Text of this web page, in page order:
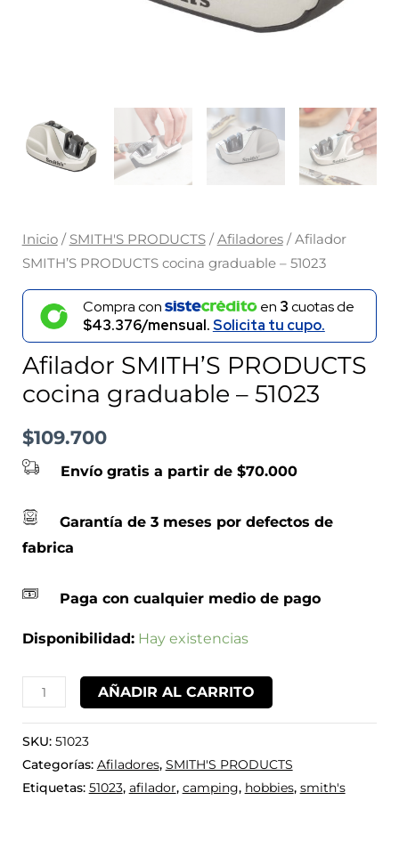
Inicio/ SMITH'S PRODUCTS/ Afiladores/ Afilador
SMITH’S PRODUCTS cocina graduable – 51023
Compra con en 3cuotas de
$43.376/mensual.Solicita tu cupo.
Afilador SMITH’S PRODUCTS
cocina graduable – 51023
$109.700
Envío gratis a partir de $70.000
Garantía de 3 meses por defectos de
fabrica
Paga con cualquier medio de pago
Disponibilidad: Hay existencias
AÑADIR AL CARRITO
SKU: 51023
Categorías: Afiladores, SMITH'S PRODUCTS
Etiquetas: 51023, afilador, camping, hobbies, smith's